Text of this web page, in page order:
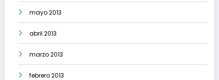
mayo 2013
abril 2013
marzo 2013
febrero 2013